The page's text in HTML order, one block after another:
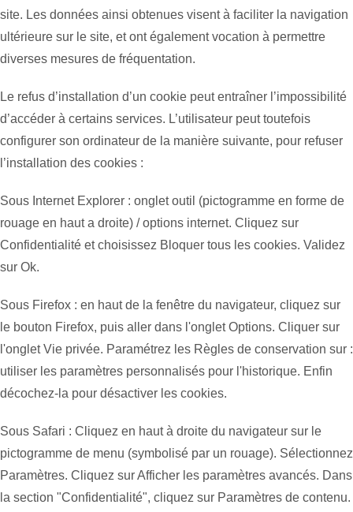
site. Les données ainsi obtenues visent à faciliter la navigation
ultérieure sur le site, et ont également vocation à permettre
diverses mesures de fréquentation.
Le refus d’installation d’un cookie peut entraîner l’impossibilité
d’accéder à certains services. L’utilisateur peut toutefois
configurer son ordinateur de la manière suivante, pour refuser
l’installation des cookies :
Sous Internet Explorer : onglet outil (pictogramme en forme de
rouage en haut a droite) / options internet. Cliquez sur
Confidentialité et choisissez Bloquer tous les cookies. Validez
sur Ok.
Sous Firefox : en haut de la fenêtre du navigateur, cliquez sur
le bouton Firefox, puis aller dans l'onglet Options. Cliquer sur
l'onglet Vie privée. Paramétrez les Règles de conservation sur :
utiliser les paramètres personnalisés pour l'historique. Enfin
décochez-la pour désactiver les cookies.
Sous Safari : Cliquez en haut à droite du navigateur sur le
pictogramme de menu (symbolisé par un rouage). Sélectionnez
Paramètres. Cliquez sur Afficher les paramètres avancés. Dans
la section "Confidentialité", cliquez sur Paramètres de contenu.